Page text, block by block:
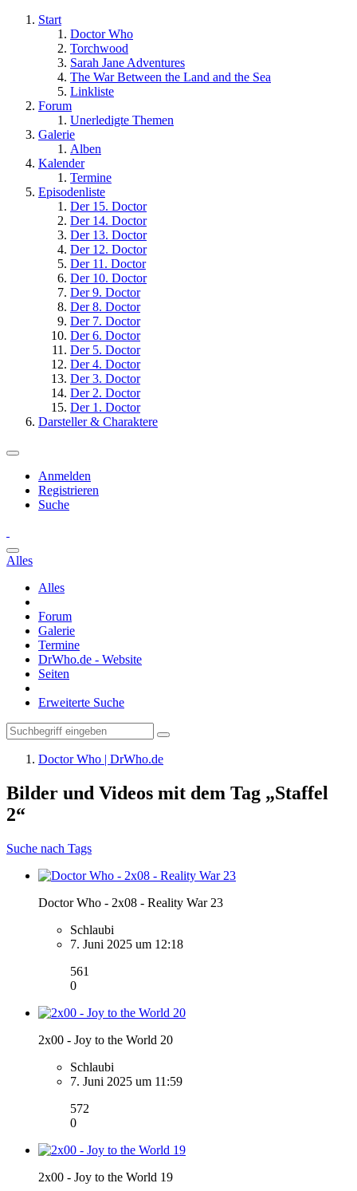
Start
Doctor Who
Torchwood
Sarah Jane Adventures
The War Between the Land and the Sea
Linkliste
Forum
Unerledigte Themen
Galerie
Alben
Kalender
Termine
Episodenliste
Der 15. Doctor
Der 14. Doctor
Der 13. Doctor
Der 12. Doctor
Der 11. Doctor
Der 10. Doctor
Der 9. Doctor
Der 8. Doctor
Der 7. Doctor
Der 6. Doctor
Der 5. Doctor
Der 4. Doctor
Der 3. Doctor
Der 2. Doctor
Der 1. Doctor
Darsteller & Charaktere
Anmelden
Registrieren
Suche
Alles
Alles
Forum
Galerie
Termine
DrWho.de - Website
Seiten
Erweiterte Suche
Doctor Who | DrWho.de
Bilder und Videos mit dem Tag „Staffel
2“
Suche nach Tags
Doctor Who - 2x08 - Reality War 23
Schlaubi
7. Juni 2025 um 12:18
561
0
2x00 - Joy to the World 20
Schlaubi
7. Juni 2025 um 11:59
572
0
2x00 - Joy to the World 19